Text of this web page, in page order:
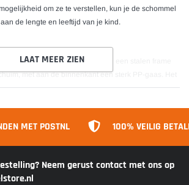
om ze te verstellen, kun je de schommel
de lengte en leeftijd van je kind.
brede, ronde zitting gemaakt van een stalen frame
met aan de binnenkant een sterk PP-gaas. Het
stof, wat veilig plezier
zelfs voor volwassenen. Het is ideaal voor een groot
en snel te installeren. De set bevat
LAAT MEER ZIEN
MET POSTNL 100% VEILIG
Neem gerust contact met ons op